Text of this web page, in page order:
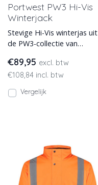
Portwest PW3 Hi-Vis
Winterjack
Stevige Hi-Vis winterjas uit
de PW3-collectie van
vuilafstotend PU gecoat do
€89,95 excl. btw
€108,84 incl. btw
Vergelijk